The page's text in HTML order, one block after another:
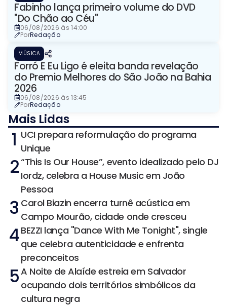
Fabinho lança primeiro volume do DVD
"Do Chão ao Céu"
06/08/2026 às 14:00
PorRedação
MÚSICA
Forró E Eu Ligo é eleita banda revelação
do Premio Melhores do São João na Bahia
2026
06/08/2026 às 13:45
PorRedação
Mais Lidas
1 UCI prepara reformulação do programa
Unique
2“This Is Our House”, evento idealizado pelo DJ
Iordz, celebra a House Music em João
Pessoa
3 Carol Biazin encerra turnê acústica em
Campo Mourão, cidade onde cresceu
4BEZZI lança "Dance With Me Tonight", single
que celebra autenticidade e enfrenta
preconceitos
5A Noite de Alaíde estreia em Salvador
ocupando dois territórios simbólicos da
cultura negra